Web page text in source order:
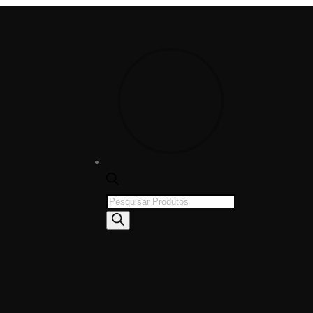
Products
search